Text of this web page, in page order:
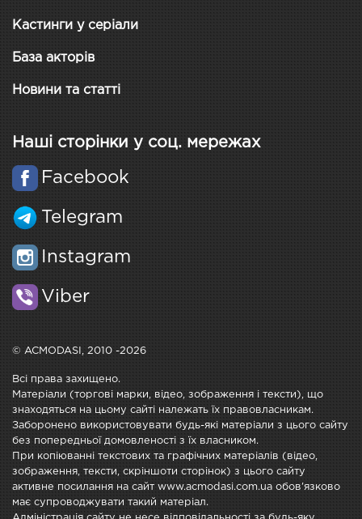
Кастинги у серіали
База акторів
Новини та статті
Наші сторінки у соц. мережах
Facebook
Telegram
Instagram
Viber
© ACMODASI, 2010 -2026
Всі права захищено.
Матеріали (торгові марки, відео, зображення і тексти), що
знаходяться на цьому сайті належать їх правовласникам.
Заборонено використовувати будь-які матеріали з цього сайту
без попередньої домовленості з їх власником.
При копіюванні текстових та графічних матеріалів (відео,
зображення, тексти, скріншоти сторінок) з цього сайту
активне посилання на сайт www.acmodasi.com.ua обов'язково
має супроводжувати такий матеріал.